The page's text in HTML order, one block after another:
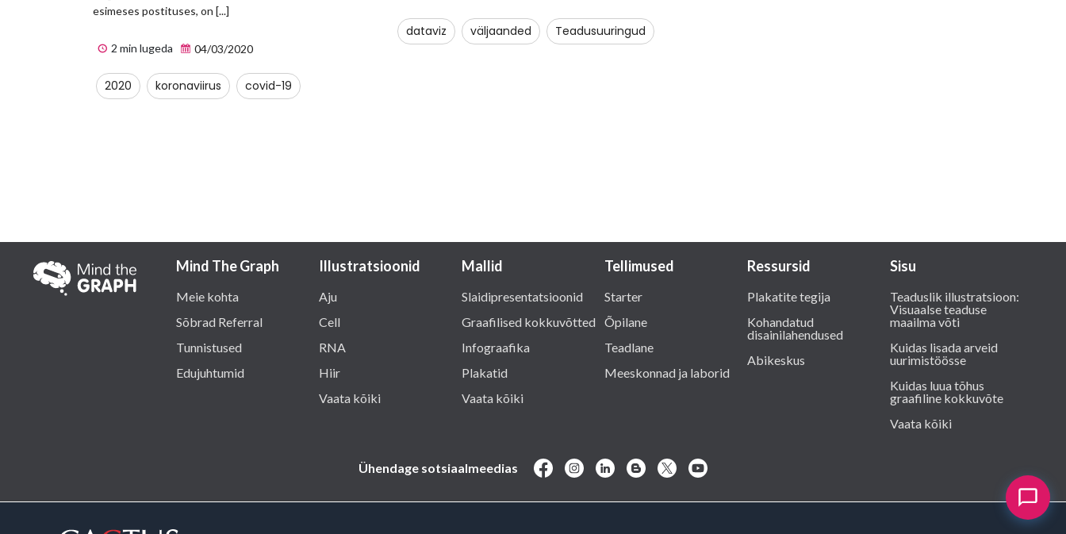
esimeses postituses, on [...]
2 min lugeda 04/03/2020
2020 koronaviirus covid-19
dataviz väljaanded Teadusuuringud
Mind The Graph
Meie kohta
Sõbrad Referral
Tunnistused
Edujuhtumid
Illustratsioonid
Aju
Cell
RNA
Hiir
Vaata kõiki
Mallid
Slaidipresentatsioonid
Graafilised kokkuvõtted
Infograafika
Plakatid
Vaata kõiki
Tellimused
Starter
Õpilane
Teadlane
Meeskonnad ja laborid
Ressursid
Plakatite tegija
Kohandatud
disainilahendused
Abikeskus
Sisu
Teaduslik illustratsioon:
Visuaalse teaduse
maailma võti
Kuidas lisada arveid
uurimistöösse
Kuidas luua tõhus
graafiline kokkuvõte
Vaata kõiki
Ühendage sotsiaalmeedias